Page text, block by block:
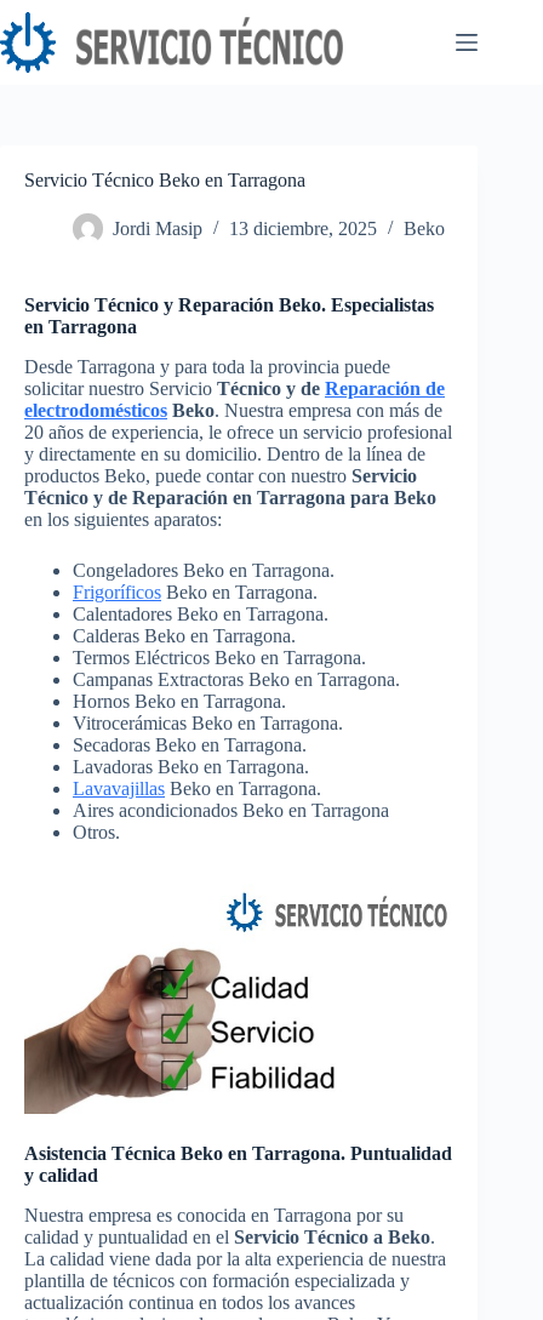
Saltar
al
contenido
Servicio Técnico Beko en Tarragona
Jordi Masip 13 diciembre, 2025 Beko
Servicio Técnico y Reparación Beko. Especialistas
en Tarragona
Desde Tarragona y para toda la provincia puede
solicitar nuestro Servicio Técnico y de Reparación de
electrodomésticos Beko. Nuestra empresa con más de
20 años de experiencia, le ofrece un servicio profesional
y directamente en su domicilio. Dentro de la línea de
productos Beko, puede contar con nuestro Servicio
Técnico y de Reparación en Tarragona para Beko
en los siguientes aparatos:
Congeladores Beko en Tarragona.
Frigoríficos Beko en Tarragona.
Calentadores Beko en Tarragona.
Calderas Beko en Tarragona.
Termos Eléctricos Beko en Tarragona.
Campanas Extractoras Beko en Tarragona.
Hornos Beko en Tarragona.
Vitrocerámicas Beko en Tarragona.
Secadoras Beko en Tarragona.
Lavadoras Beko en Tarragona.
Lavavajillas Beko en Tarragona.
Aires acondicionados Beko en Tarragona
Otros.
Asistencia Técnica Beko en Tarragona. Puntualidad
y calidad
Nuestra empresa es conocida en Tarragona por su
calidad y puntualidad en el Servicio Técnico a Beko.
La calidad viene dada por la alta experiencia de nuestra
plantilla de técnicos con formación especializada y
actualización continua en todos los avances